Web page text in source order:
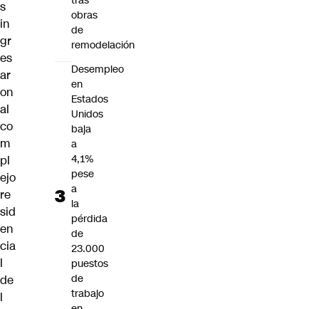
s
in
gr
es
ar
on
al
co
m
pl
ejo
re
sid
en
cia
l
de
l
obras
de
remodelación
Desempleo
en
Estados
Unidos
baja
a
4,1%
pese
a
la
pérdida
de
23.000
puestos
de
trabajo